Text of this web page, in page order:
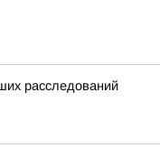
расследований